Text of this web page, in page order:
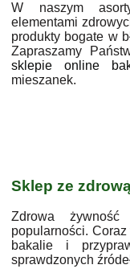
W naszym
elementami
produkty bogate w
Zapraszamy
sklepie online
mieszanek.
Sklep ze
Zdrowa
popularności.
bakalie i
sprawdzonych